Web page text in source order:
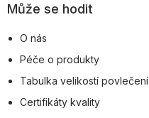
Může se hodit
O nás
Péče o produkty
Tabulka velikostí povlečení
Certifikáty kvality